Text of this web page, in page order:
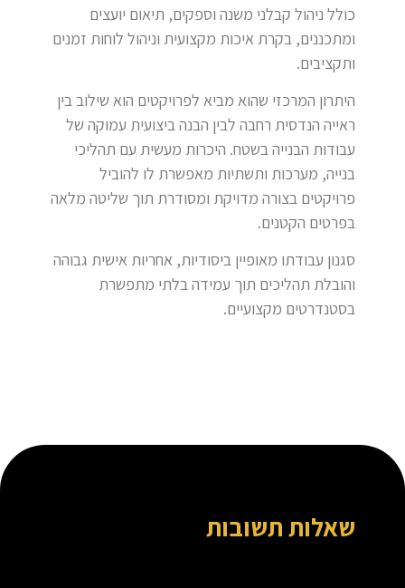
כולל ניהול קבלני משנה וספקים, תיאום יועצים
ומתכננים, בקרת איכות מקצועית וניהול לוחות זמנים
ותקציבים.
היתרון המרכזי שהוא מביא לפרויקטים הוא שילוב בין
ראייה הנדסית רחבה לבין הבנה ביצועית עמוקה של
עבודות הבנייה בשטח. היכרות מעשית עם תהליכי
בנייה, מערכות ותשתיות מאפשרת לו להוביל
פרויקטים בצורה מדויקת ומסודרת תוך שליטה מלאה
בפרטים הקטנים.
סגנון עבודתו מאופיין ביסודיות, אחריות אישית גבוהה
והובלת תהליכים תוך עמידה בלתי מתפשרת
בסטנדרטים מקצועיים.
שאלות תשובות